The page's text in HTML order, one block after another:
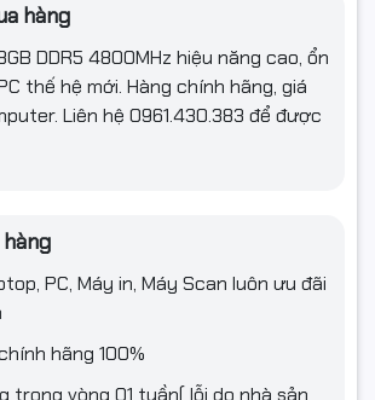
hàng
DDR5 4800MHz hiệu năng cao, ổn
thế hệ mới. Hàng chính hãng, giá
Liên hệ 0961.430.383 để được
PC, Máy in, Máy Scan luôn ưu đãi
hãng 100%
trong vòng 01 tuần( lỗi do nhà sản